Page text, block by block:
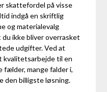
skattefordel på visse
indgå en skriftlig
og materialevalg
ikke bliver overrasket
udgifter. Ved at
kvalitetsarbejde til en
fælder, mange falder i,
den billigste løsning.